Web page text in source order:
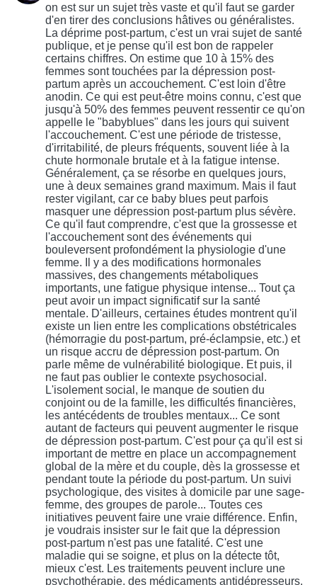
on est sur un sujet très vaste et qu'il faut se garder
d'en tirer des conclusions hâtives ou généralistes.
La déprime post-partum, c'est un vrai sujet de santé
publique, et je pense qu'il est bon de rappeler
certains chiffres. On estime que 10 à 15% des
femmes sont touchées par la dépression post-
partum après un accouchement. C'est loin d'être
anodin. Ce qui est peut-être moins connu, c'est que
jusqu'à 50% des femmes peuvent ressentir ce qu'on
appelle le "babyblues" dans les jours qui suivent
l'accouchement. C'est une période de tristesse,
d'irritabilité, de pleurs fréquents, souvent liée à la
chute hormonale brutale et à la fatigue intense.
Généralement, ça se résorbe en quelques jours,
une à deux semaines grand maximum. Mais il faut
rester vigilant, car ce baby blues peut parfois
masquer une dépression post-partum plus sévère.
Ce qu'il faut comprendre, c'est que la grossesse et
l'accouchement sont des événements qui
bouleversent profondément la physiologie d'une
femme. Il y a des modifications hormonales
massives, des changements métaboliques
importants, une fatigue physique intense... Tout ça
peut avoir un impact significatif sur la santé
mentale. D'ailleurs, certaines études montrent qu'il
existe un lien entre les complications obstétricales
(hémorragie du post-partum, pré-éclampsie, etc.) et
un risque accru de dépression post-partum. On
parle même de vulnérabilité biologique. Et puis, il
ne faut pas oublier le contexte psychosocial.
L'isolement social, le manque de soutien du
conjoint ou de la famille, les difficultés financières,
les antécédents de troubles mentaux... Ce sont
autant de facteurs qui peuvent augmenter le risque
de dépression post-partum. C'est pour ça qu'il est si
important de mettre en place un accompagnement
global de la mère et du couple, dès la grossesse et
pendant toute la période du post-partum. Un suivi
psychologique, des visites à domicile par une sage-
femme, des groupes de parole... Toutes ces
initiatives peuvent faire une vraie différence. Enfin,
je voudrais insister sur le fait que la dépression
post-partum n'est pas une fatalité. C'est une
maladie qui se soigne, et plus on la détecte tôt,
mieux c'est. Les traitements peuvent inclure une
psychothérapie, des médicaments antidépresseurs,